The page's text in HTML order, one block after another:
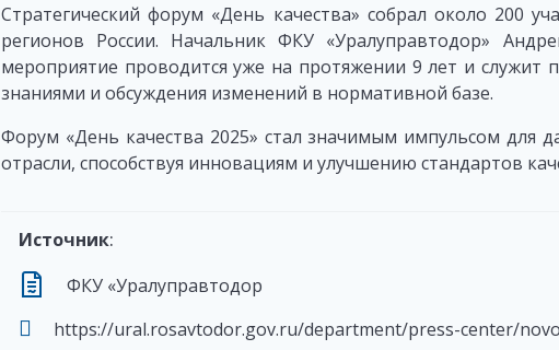
Стратегический форум «День качества» собрал около 200
регионов России. Начальник ФКУ «Уралуправтодор»
мероприятие проводится уже на протяжении 9 лет и
знаниями и обсуждения изменений в нормативной базе.
Форум «День качества 2025» стал значимым импульсом для
отрасли, способствуя инновациям и улучшению стандартов
Источник:
ФКУ «Уралуправтодор
https://ural.rosavtodor.gov.ru/department/press-center/